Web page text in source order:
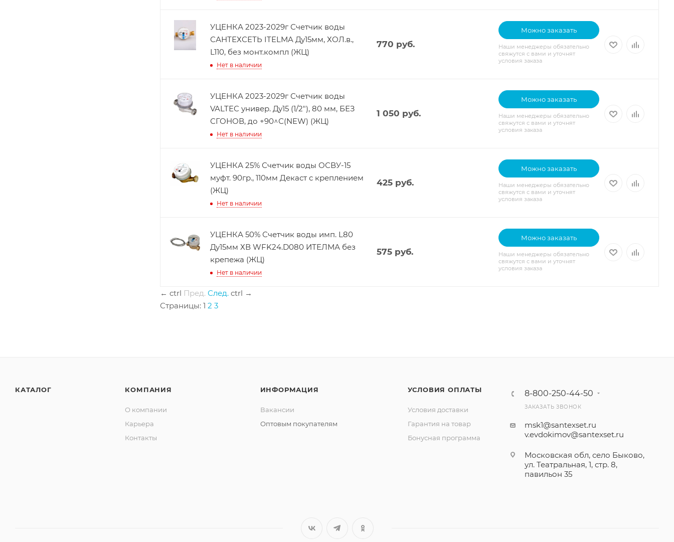
УЦЕНКА 2023-2029г Счетчик воды
САНТЕХСЕТЬ ITELMA Ду15мм, ХОЛ.в.,
L110, без монт.компл (ЖЦ)
Нет в наличии
770 руб.
Можно заказать
Наши менеджеры обязательно
свяжутся с вами и уточнят
условия заказа
УЦЕНКА 2023-2029г Счетчик воды
VALTEC универ. Ду15 (1/2"), 80 мм, БЕЗ
СГОНОВ, до +90^С(NEW) (ЖЦ)
Нет в наличии
1 050 руб.
Можно заказать
Наши менеджеры обязательно
свяжутся с вами и уточнят
условия заказа
УЦЕНКА 25% Счетчик воды ОСВУ-15
муфт. 90гр., 110мм Декаст с креплением
(ЖЦ)
Нет в наличии
425руб.
Можно заказать
Наши менеджеры обязательно
свяжутся с вами и уточнят
условия заказа
УЦЕНКА 50% Счетчик воды имп. L80
Ду15мм ХВ WFK24.D080 ИТЕЛМА без
крепежа (ЖЦ)
Нет в наличии
575руб.
Можно заказать
Наши менеджеры обязательно
свяжутся с вами и уточнят
условия заказа
← ctrl Пред. След. ctrl →
Страницы: 1 2 3
КАТАЛОГ КОМПАНИЯ
О компании
Карьера
Контакты
ИНФОРМАЦИЯ
Вакансии
Оптовым покупателям
УСЛОВИЯ ОПЛАТЫ
Условия доставки
Гарантия на товар
Бонусная программа
8-800-250-44-50
ЗАКАЗАТЬ ЗВОНОК
msk1@santexset.ru
v.evdokimov@santexset.ru
Московская обл, село Быково,
ул. Театральная, 1, стр. 8,
павильон 35